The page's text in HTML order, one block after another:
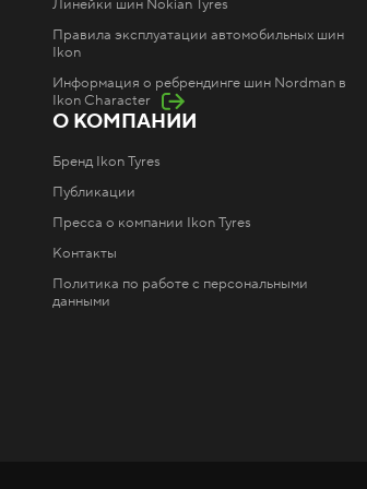
Линейки шин Nokian Tyres
Правила эксплуатации автомобильных шин
Ikon
Информация о ребрендинге шин Nordman в
Ikon Character
О КОМПАНИИ
Бренд Ikon Tyres
Публикации
Пресса о компании Ikon Tyres
Контакты
Политика по работе с персональными
данными